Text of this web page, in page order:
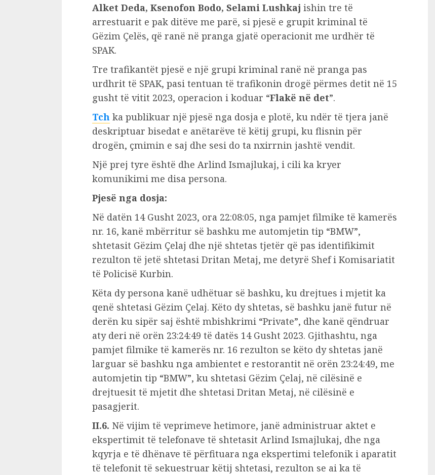
Alket Deda, Ksenofon Bodo, Selami Lushkaj ishin tre të
arrestuarit e pak ditëve me parë, si pjesë e grupit kriminal të
Gëzim Çelës, që ranë në pranga gjatë operacionit me urdhër të
SPAK.
Tre trafikantët pjesë e një grupi kriminal ranë në pranga pas
urdhrit të SPAK, pasi tentuan të trafikonin drogë përmes detit në 15
gusht të vitit 2023, operacion i koduar “Flakë në det”.
Tch ka publikuar një pjesë nga dosja e plotë, ku ndër të tjera janë
deskriptuar bisedat e anëtarëve të këtij grupi, ku flisnin për
drogën, çmimin e saj dhe sesi do ta nxirrnin jashtë vendit.
Një prej tyre është dhe Arlind Ismajlukaj, i cili ka kryer
komunikimi me disa persona.
Pjesë nga dosja:
Në datën 14 Gusht 2023, ora 22:08:05, nga pamjet filmike të kamerës
nr. 16, kanë mbërritur së bashku me automjetin tip “BMW”,
shtetasit Gëzim Çelaj dhe një shtetas tjetër që pas identifikimit
rezulton të jetë shtetasi Dritan Metaj, me detyrë Shef i Komisariatit
të Policisë Kurbin.
Këta dy persona kanë udhëtuar së bashku, ku drejtues i mjetit ka
qenë shtetasi Gëzim Çelaj. Këto dy shtetas, së bashku janë futur në
derën ku sipër saj është mbishkrimi “Private”, dhe kanë qëndruar
aty deri në orën 23:24:49 të datës 14 Gusht 2023. Gjithashtu, nga
pamjet filmike të kamerës nr. 16 rezulton se këto dy shtetas janë
larguar së bashku nga ambientet e restorantit në orën 23:24:49, me
automjetin tip “BMW”, ku shtetasi Gëzim Çelaj, në cilësinë e
drejtuesit të mjetit dhe shtetasi Dritan Metaj, në cilësinë e
pasagjerit.
II.6. Në vijim të veprimeve hetimore, janë administruar aktet e
ekspertimit të telefonave të shtetasit Arlind Ismajlukaj, dhe nga
kqyrja e të dhënave të përfituara nga ekspertimi telefonik i aparatit
të telefonit të sekuestruar këtij shtetasi, rezulton se ai ka të